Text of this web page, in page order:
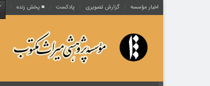
اخبار مؤسسه گزارش تصویری پادکست‌ ■ پخش زنده